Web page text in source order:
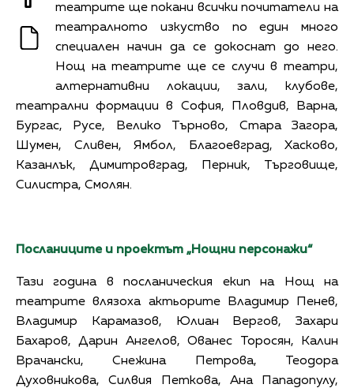
театрите ще покани всички почитатели на
театралното изкуство по един много
специален начин да се докоснат до него.
Нощ на театрите ще се случи в театри,
алтернативни локации, зали, клубове,
театрални формации в София, Пловдив, Варна,
Бургас, Русе, Велико Търново, Стара Загора,
Шумен, Сливен, Ямбол, Благоевград, Хасково,
Казанлък, Димитровград, Перник, Търговище,
Силистра, Смолян.
Посланиците и проектът „Нощни персонажи“
Тази година в посланическия екип на Нощ на
театрите влязоха актьорите Владимир Пенев,
Владимир Карамазов, Юлиан Вергов, Захари
Бахаров, Дарин Ангелов, Ованес Торосян, Калин
Врачански, Снежина Петрова, Теодора
Духовникова, Силвия Петкова, Ана Пападопулу,